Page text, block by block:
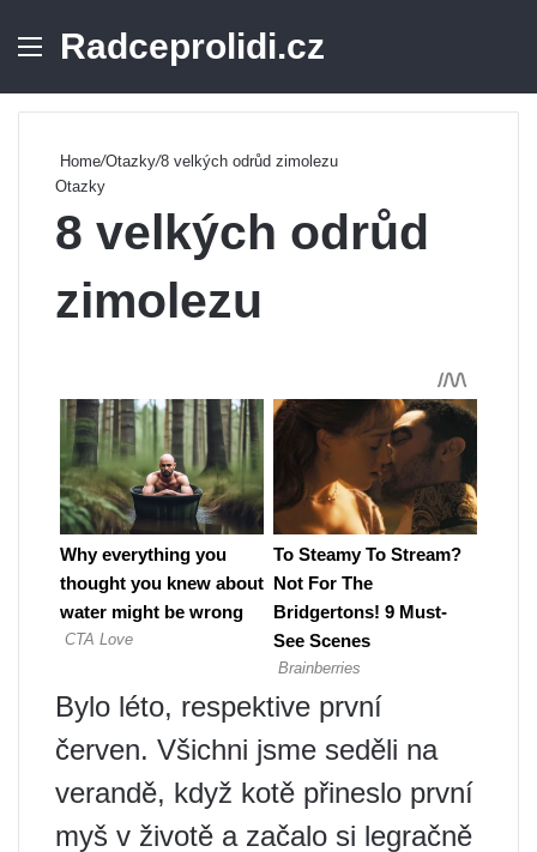
Menu
Radceprolidi.cz
Home/Otazky/8 velkých odrůd zimolezu
Otazky
8 velkých odrůd
zimolezu
Bylo léto, respektive první
červen. Všichni jsme seděli na
verandě, když kotě přineslo první
myš v životě a začalo si legračně